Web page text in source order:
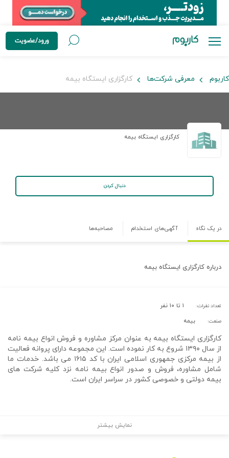
ورود/عضویت
کاربوم معرفی شرکت‌ها کارگزاری ایستگاه بیمه
کارگزاری ایستگاه بیمه
دنبال کردن
در یک نگاه آگهی‌های استخدام مصاحبه‌ها
درباره کارگزاری ایستگاه بیمه
تعداد نفرات: ۱ تا ۱۰ نفر
صنعت: بیمه
کارگزاری ایستگاه بیمه به عنوان مرکز مشاوره و فروش انواع بیمه نامه
از سال ۱۳۹۰ شروع به کار نموده است. این مجموعه دارای پروانه فعالیت
از بیمه مرکزی جمهوری اسلامی ایران با کد ۱۶۱۵ می باشد. خدمات ما
شامل مشاوره، فروش و صدور انواع بیمه نامه نزد کلیه شرکت های
بیمه دولتی و خصوصی کشور در سراسر ایران است.
نمایش بیشتر